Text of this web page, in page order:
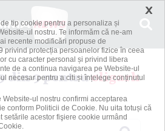
din 9 pentruoligarh
×
tip cookie pentru a personaliza și
ul nostru. Te informăm că ne-am
recente modificări propuse de
privind protecția persoanelor fizice în ceea
cu caracter personal și privind libera
de a continua navigarea pe Website-ul
necesar pentru a citi și înțelege conținutul
ul nostru confirmi acceptarea
conform Politicii de Cookie. Nu uita totuși că
setările acestor fişiere cookie urmând